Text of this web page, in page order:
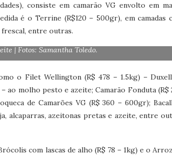
consiste em camarão VG envolto em
é o Terrine (R$120 – 500gr), em camadas
entre outras.
| Fotos: Samantha Toledo.
o Filet Wellington (R$ 478 – 1.5kg) –
ao molho pesto e azeite; Camarão Fonduta (R$
de Camarões VG (R$ 360 – 600gr);
alcaparras, azeitonas pretas e azeite, entre
com lascas de alho (R$ 78 – 1kg) e o